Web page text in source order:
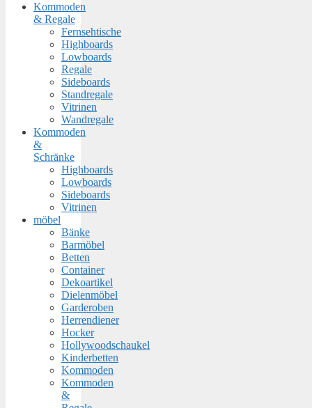
Kommoden
& Regale
Fernsehtische
Highboards
Lowboards
Regale
Sideboards
Standregale
Vitrinen
Wandregale
Kommoden
&
Schränke
Highboards
Lowboards
Sideboards
Vitrinen
möbel
Bänke
Barmöbel
Betten
Container
Dekoartikel
Dielenmöbel
Garderoben
Herrendiener
Hocker
Hollywoodschaukel
Kinderbetten
Kommoden
Kommoden
&